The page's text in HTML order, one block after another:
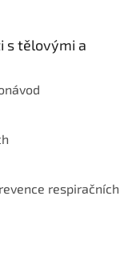
s tělovými a
respiračních